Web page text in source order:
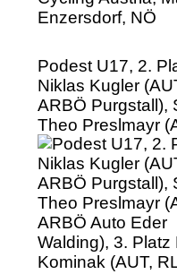
Podest U17, 2.
Niklas Kugler
ARBÖ Purgstall),
Theo Preslmayr
ARBÖ Auto Eder
Walding), 3. Platz
Kominak (AUT,
Rad Cyclo Cross,
ÖM Querfeldein,
Cross, Cycling
Maria